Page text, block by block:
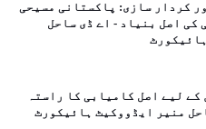
کردار سازی: پاکستانی مسیحی
کی اصل بنیاد - اے ڈی ساحل
کے لیے اصل کامیابی کا راستہ
منیر ایڈووکیٹ ہائیکورٹ